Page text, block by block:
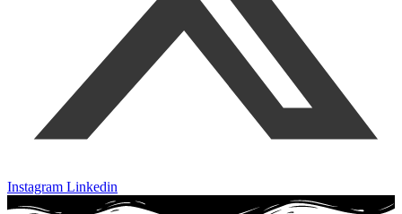
Instagram Linkedin